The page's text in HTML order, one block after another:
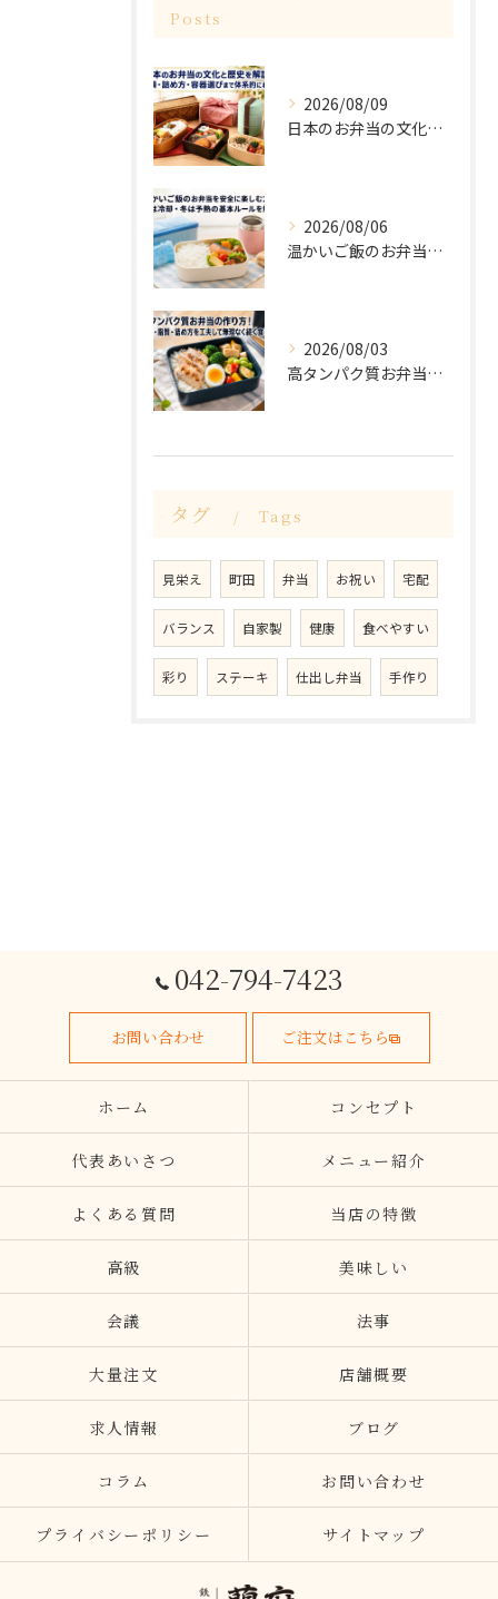
Posts
2026/08/09
日本のお弁当の文化と歴史を解説！種類・詰め方・容器選びまで体系的にわかる
2026/08/06
温かいご飯のお弁当を安全に楽しむ方法｜夏は冷却・冬は予熱の基本ルールを解説
2026/08/03
高タンパク質お弁当の作り方！容量・脂質・詰め方を工夫して無理なく続く食事設計
タグ Tags
見栄え 町田 弁当 お祝い 宅配
バランス 自家製 健康 食べやすい
彩り ステーキ 仕出し弁当 手作り
042-794-7423
お問い合わせ ご注文はこちら
ホーム コンセプト
代表あいさつ メニュー紹介
よくある質問 当店の特徴
高級 美味しい
会議 法事
大量注文 店舗概要
求人情報 ブログ
コラム お問い合わせ
プライバシーポリシー サイトマップ